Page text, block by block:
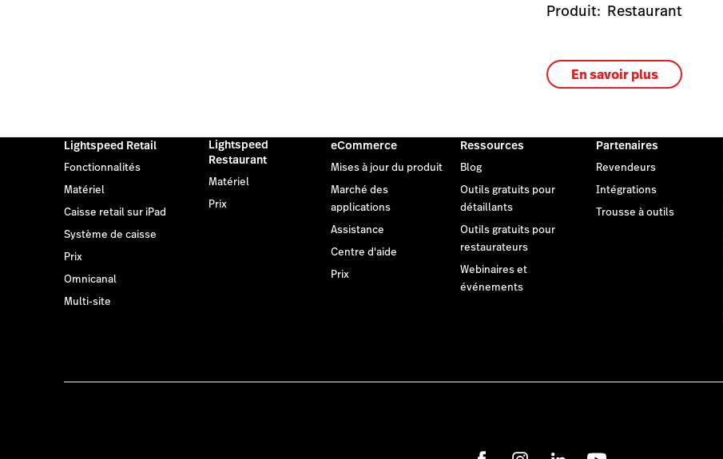
Produit: Restaurant
En savoir plus
Lightspeed Retail
Fonctionnalités
Matériel
Caisse retail sur iPad
Système de caisse
Prix
Omnicanal
Multi-site
Lightspeed
Restaurant
Matériel
Prix
eCommerce
Mises à jour du produit
Marché des
applications
Assistance
Centre d'aide
Prix
Ressources
Blog
Outils gratuits pour
détaillants
Outils gratuits pour
restaurateurs
Webinaires et
événements
Partenaires
Revendeurs
Intégrations
Trousse à outils